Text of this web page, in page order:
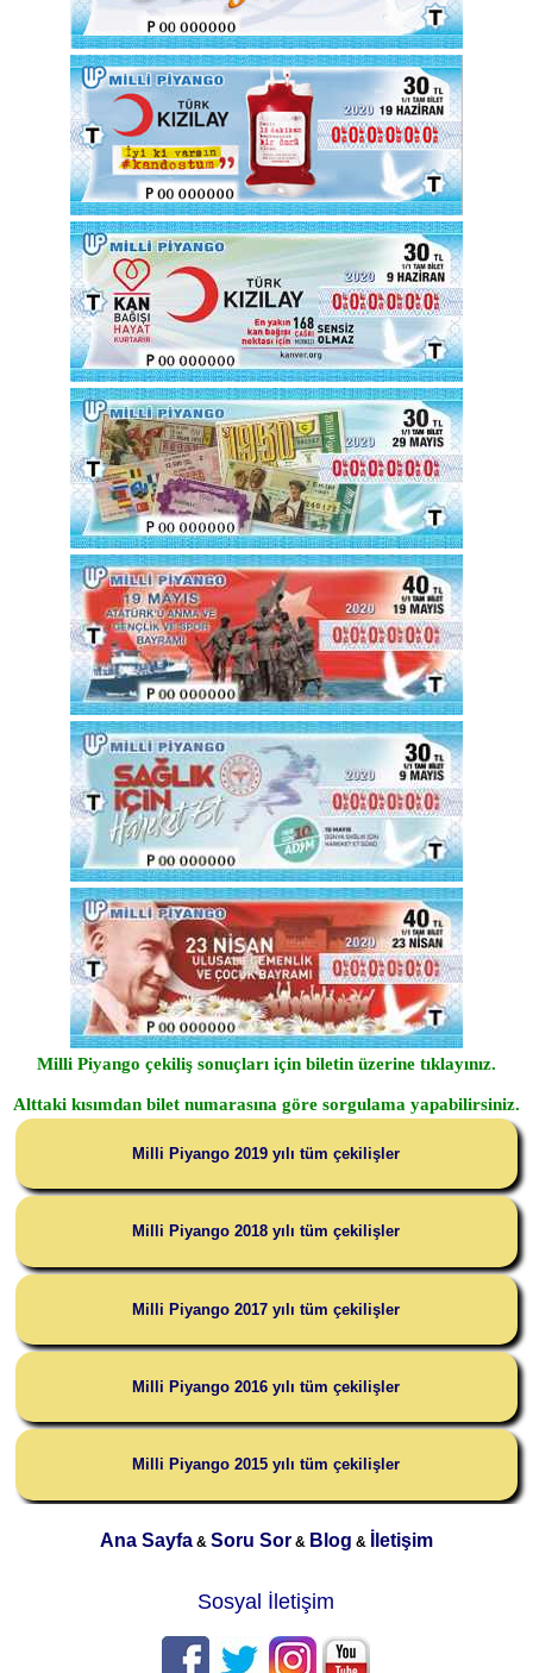
Milli Piyango çekiliş sonuçları için biletin üzerine tıklayınız.
Alttaki kısımdan bilet numarasına göre sorgulama yapabilirsiniz.
Milli Piyango 2019 yılı tüm çekilişler
Milli Piyango 2018 yılı tüm çekilişler
Milli Piyango 2017 yılı tüm çekilişler
Milli Piyango 2016 yılı tüm çekilişler
Milli Piyango 2015 yılı tüm çekilişler
Ana Sayfa& Soru Sor& Blog & İletişim
Sosyal İletişim